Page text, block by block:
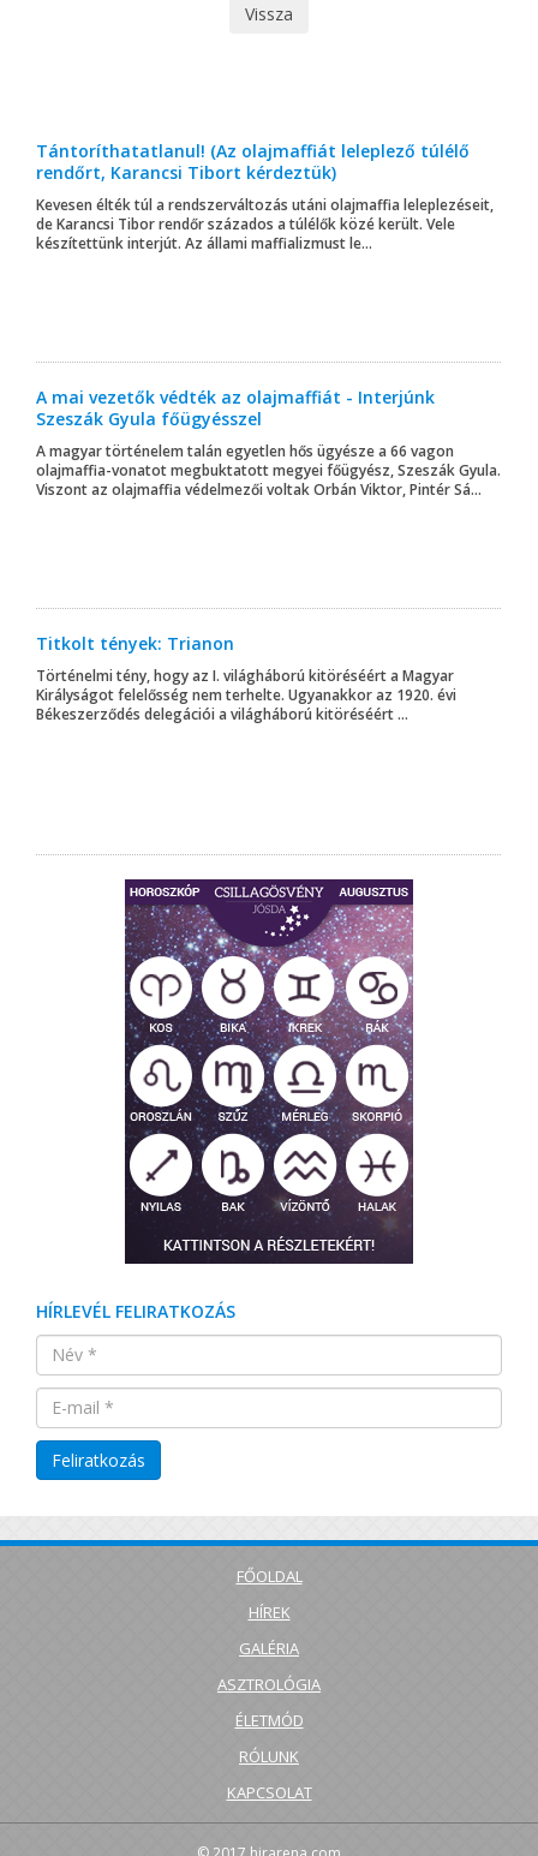
Vissza
Tántoríthatatlanul! (Az olajmaffiát leleplező túlélő
rendőrt, Karancsi Tibort kérdeztük)
Kevesen élték túl a rendszerváltozás utáni olajmaffia leleplezéseit,
de Karancsi Tibor rendőr százados a túlélők közé került. Vele
készítettünk interjút. Az állami maffializmust le...
A mai vezetők védték az olajmaffiát - Interjúnk
Szeszák Gyula főügyésszel
A magyar történelem talán egyetlen hős ügyésze a 66 vagon
olajmaffia-vonatot megbuktatott megyei főügyész, Szeszák Gyula.
Viszont az olajmaffia védelmezői voltak Orbán Viktor, Pintér Sá...
Titkolt tények: Trianon
Történelmi tény, hogy az I. világháború kitöréséért a Magyar
Királyságot felelősség nem terhelte. Ugyanakkor az 1920. évi
Békeszerződés delegációi a világháború kitöréséért ...
HÍRLEVÉL FELIRATKOZÁS
FŐOLDAL
HÍREK
GALÉRIA
ASZTROLÓGIA
ÉLETMÓD
RÓLUNK
KAPCSOLAT